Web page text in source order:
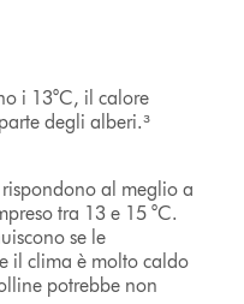
i 13°C, il calore
degli alberi.³
al meglio a
tra 13 e 15 °C.
se le
il clima è molto caldo
potrebbe non